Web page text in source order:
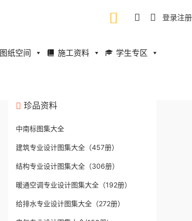
登录注册
图纸空间 施工资料 学生专区
珍品资料
中南标图集大全
建筑专业设计图集大全（457册）
结构专业设计图集大全（306册）
暖通空调专业设计图集大全（192册）
给排水专业设计图集大全（272册）